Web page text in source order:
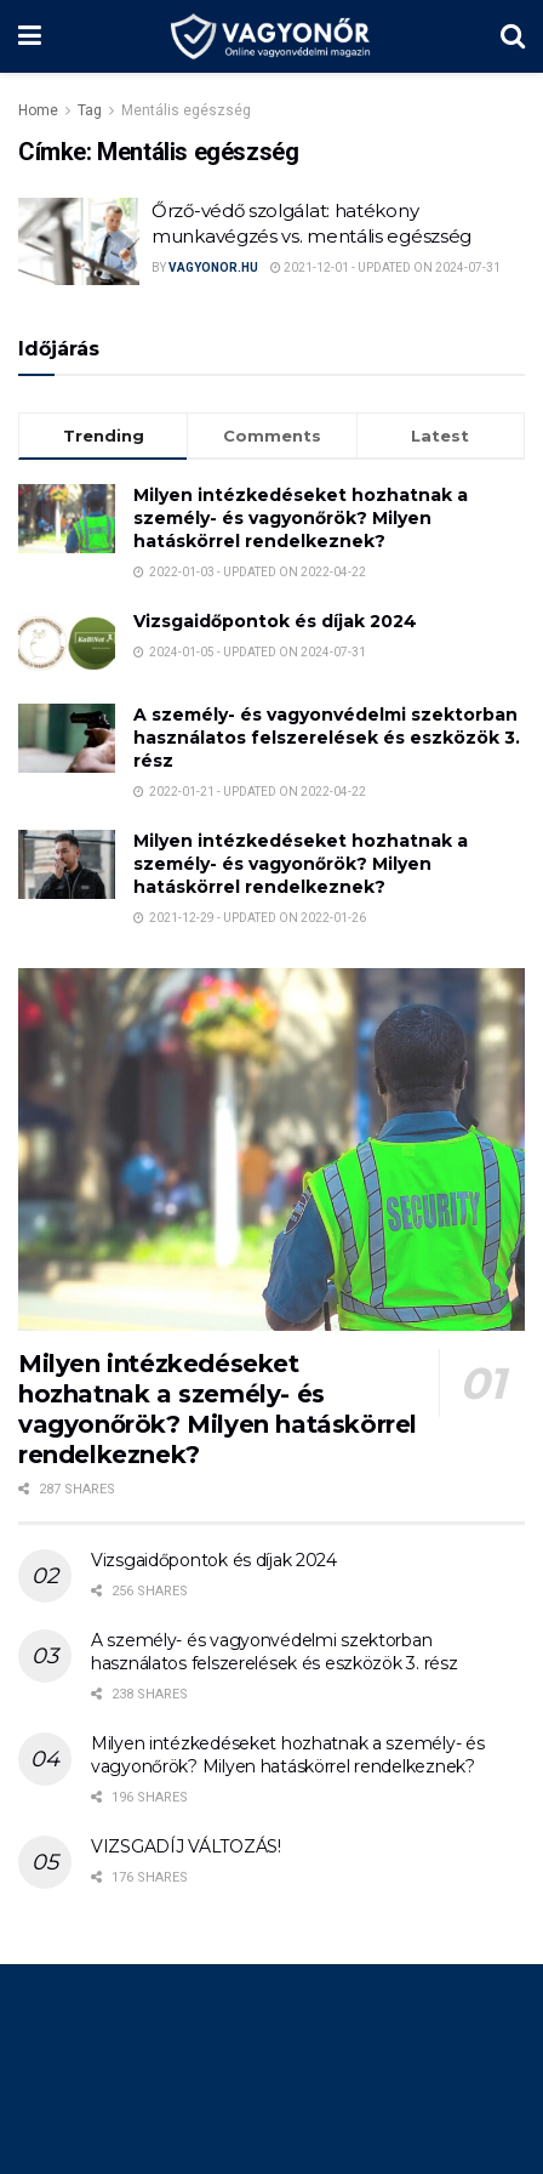
Home Tag Mentális egészség
Címke: Mentális egészség
Őrző-védő szolgálat: hatékony
munkavégzés vs. mentális egészség
BYVAGYONOR.HU 2021-12-01 - UPDATED ON 2024-07-31
Időjárás
Trending Comments Latest
Milyen intézkedéseket hozhatnak a
személy- és vagyonőrök? Milyen
hatáskörrel rendelkeznek?
2022-01-03 - UPDATED ON 2022-04-22
Vizsgaidőpontok és díjak 2024
2024-01-05 - UPDATED ON 2024-07-31
A személy- és vagyonvédelmi szektorban
használatos felszerelések és eszközök 3.
rész
2022-01-21 - UPDATED ON 2022-04-22
Milyen intézkedéseket hozhatnak a
személy- és vagyonőrök? Milyen
hatáskörrel rendelkeznek?
2021-12-29 - UPDATED ON 2022-01-26
Milyen intézkedéseket
hozhatnak a személy- és
vagyonőrök? Milyen hatáskörrel
rendelkeznek?
287 SHARES
Vizsgaidőpontok és díjak 2024
256 SHARES
A személy- és vagyonvédelmi szektorban
használatos felszerelések és eszközök 3. rész
238 SHARES
Milyen intézkedéseket hozhatnak a személy- és
vagyonőrök? Milyen hatáskörrel rendelkeznek?
196 SHARES
VIZSGADÍJ VÁLTOZÁS!
176 SHARES